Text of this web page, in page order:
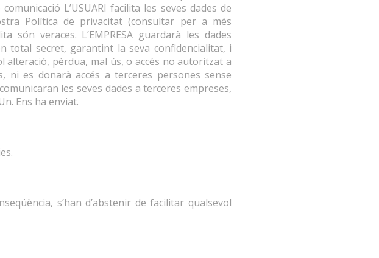
L’USUARI facilita les seves dades de
Política de privacitat (consultar per a més
són veraces. L’EMPRESA guardarà les dades
total secret, garantint la seva confidencialitat, i
alteració, pèrdua, mal ús, o accés no autoritzat a
ni es donarà accés a terceres persones sense
les seves dades a terceres empreses,
Ens ha enviat.
s’han d’abstenir de facilitar qualsevol